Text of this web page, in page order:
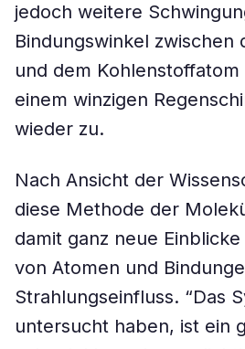
jedoch weitere
Bindungswinkel zwischen
und dem
einem winzigen
wieder zu.
Nach Ansicht der
diese Methode der
damit ganz neue
von Atomen und
Strahlungseinfluss. “Das
untersucht haben, ist ein